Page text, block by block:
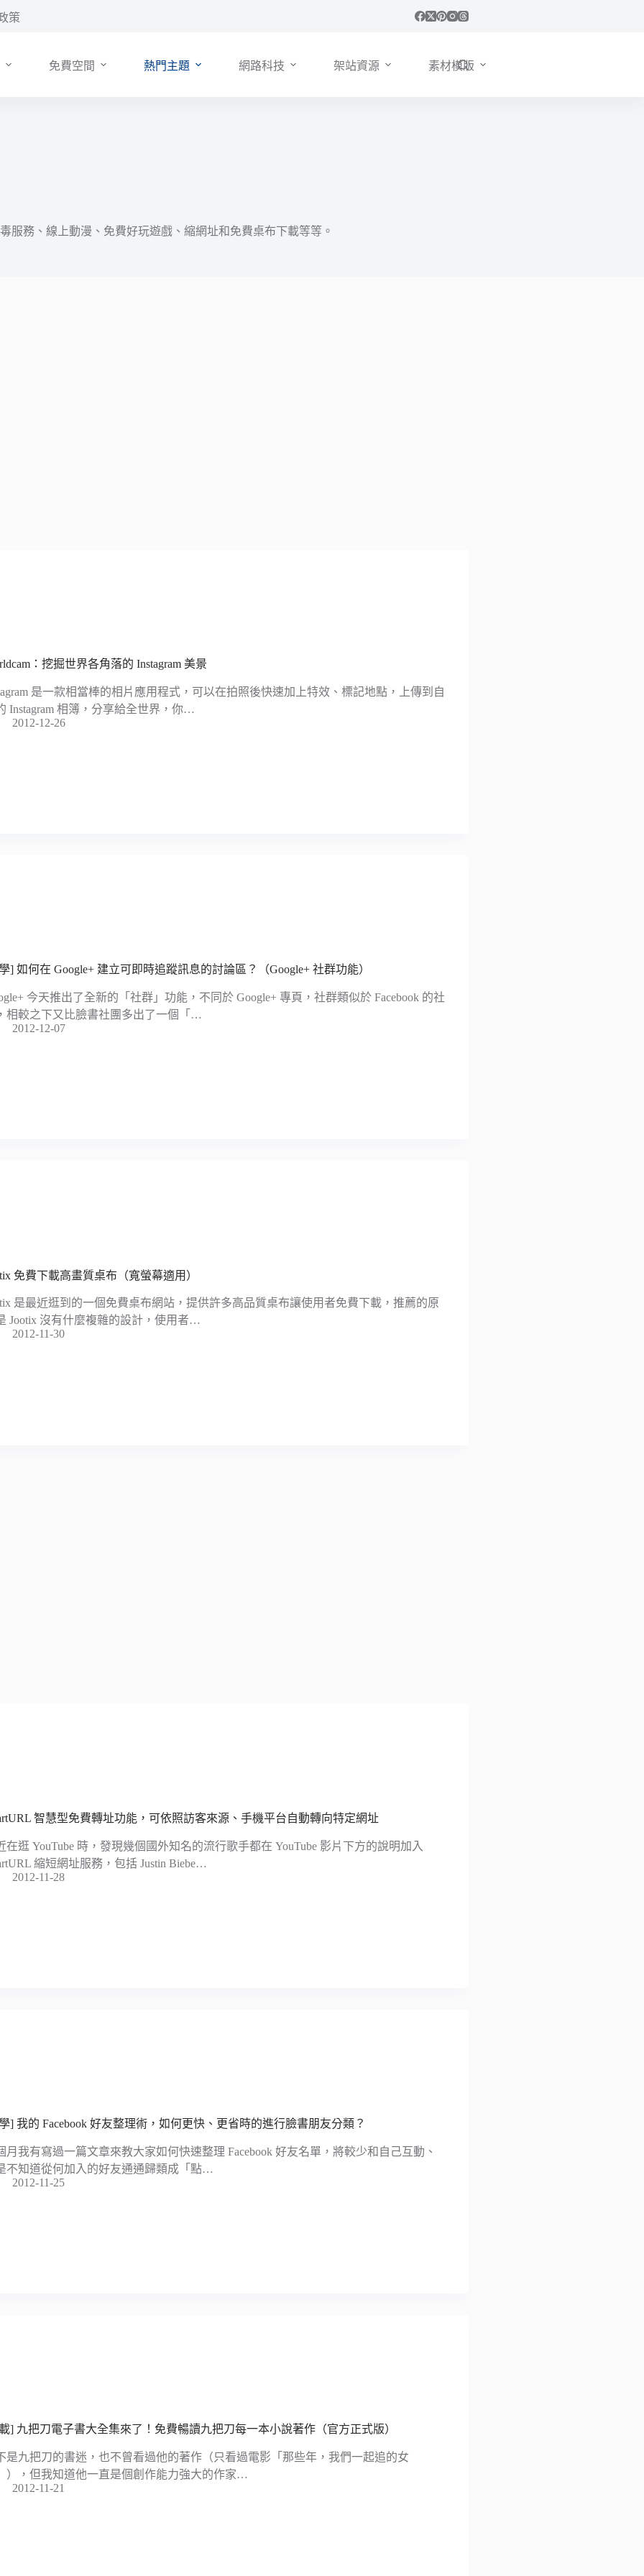
策
免費空間 熱門主題 網路科技 架站資源 素材模版
務、線上動漫、免費好玩遊戲、縮網址和免費桌布下載等等。
：挖掘世界各角落的 Instagram 美景
是一款相當棒的相片應用程式，可以在拍照後快速加上特效、標記地點，上傳到自
Instagram 相簿，分享給全世界，你…
2012-12-26
] 如何在 Google+ 建立可即時追蹤訊息的討論區？（Google+ 社群功能）
今天推出了全新的「社群」功能，不同於 Google+ 專頁，社群類似於 Facebook 的社
相較之下又比臉書社團多出了一個「…
2012-12-07
免費下載高畫質桌布（寬螢幕適用）
是最近逛到的一個免費桌布網站，提供許多高品質桌布讓使用者免費下載，推薦的原
Jootix 沒有什麼複雜的設計，使用者…
2012-11-30
智慧型免費轉址功能，可依照訪客來源、手機平台自動轉向特定網址
在逛 YouTube 時，發現幾個國外知名的流行歌手都在 YouTube 影片下方的說明加入
縮短網址服務，包括 Justin Biebe…
2012-11-28
] 我的 Facebook 好友整理術，如何更快、更省時的進行臉書朋友分類？
月我有寫過一篇文章來教大家如何快速整理 Facebook 好友名單，將較少和自己互動、
不知道從何加入的好友通通歸類成「點…
2012-11-25
] 九把刀電子書大全集來了！免費暢讀九把刀每一本小說著作（官方正式版）
是九把刀的書迷，也不曾看過他的著作（只看過電影「那些年，我們一起追的女
），但我知道他一直是個創作能力強大的作家…
2012-11-21